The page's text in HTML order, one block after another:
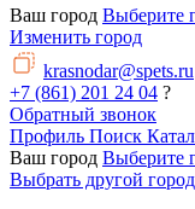
Ваш город Выберите
Изменить город
krasnodar@spets.ru
+7 (861) 201 24 04 ?
Обратный звонок
Профиль Поиск
Ваш город Выберите
Выбрать другой город